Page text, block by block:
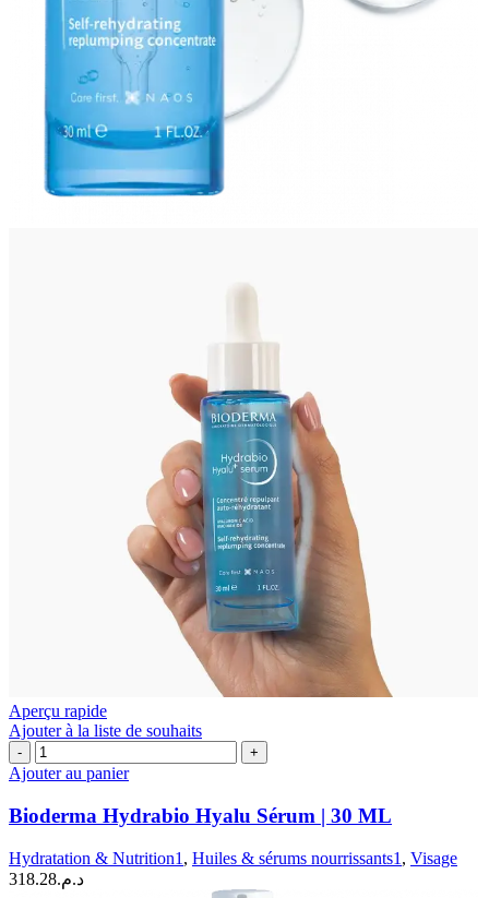
Aperçu rapide
Ajouter à la liste de souhaits
quantité
de
Bioderma
Hydrabio
Hyalu
Sérum
|
30
Ajouter au panier
Bioderma Hydrabio Hyalu Sérum | 30 ML
Hydratation & Nutrition1 , Huiles & sérums nourrissants1 , Visage
د.م.318.28